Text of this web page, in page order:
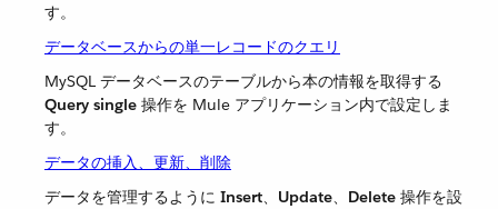
す。
データベースからの単一レコードのクエリ
MySQL データベースのテーブルから本の情報を取得する ​
Query single ​ 操作を Mule アプリケーション内で設定しま
す。
データの挿入、更新、削除
データを管理するように ​ Insert​、​ Update​、​ Delete ​ 操作を設